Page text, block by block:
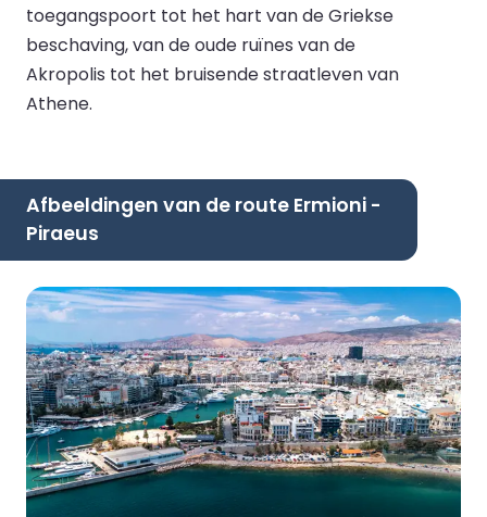
toegangspoort tot het hart van de Griekse
beschaving, van de oude ruïnes van de
Akropolis tot het bruisende straatleven van
Athene.
Afbeeldingen van de route Ermioni -
Piraeus